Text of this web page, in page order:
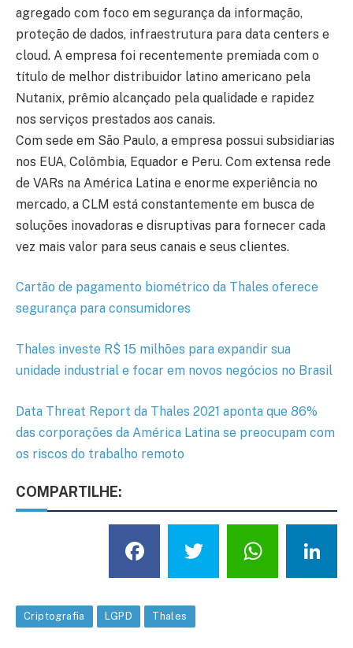
agregado com foco em segurança da informação,
proteção de dados, infraestrutura para data centers e
cloud. A empresa foi recentemente premiada com o
título de melhor distribuidor latino americano pela
Nutanix, prêmio alcançado pela qualidade e rapidez
nos serviços prestados aos canais.
Com sede em São Paulo, a empresa possui subsidiarias
nos EUA, Colômbia, Equador e Peru. Com extensa rede
de VARs na América Latina e enorme experiência no
mercado, a CLM está constantemente em busca de
soluções inovadoras e disruptivas para fornecer cada
vez mais valor para seus canais e seus clientes.
Cartão de pagamento biométrico da Thales oferece
segurança para consumidores
Thales investe R$ 15 milhões para expandir sua
unidade industrial e focar em novos negócios no Brasil
Data Threat Report da Thales 2021 aponta que 86%
das corporações da América Latina se preocupam com
os riscos do trabalho remoto
COMPARTILHE:
Facebook
Twitter
Criptografia LGPD Thales